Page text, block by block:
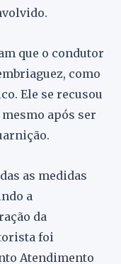
que o condutor
como
Ele se recusou
após ser
as medidas
a
da
foi
Atendimento